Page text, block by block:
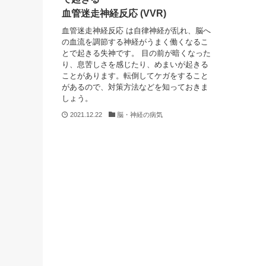
血管迷走神経反応 (VVR)
血管迷走神経反応 は自律神経が乱れ、脳へ
の血流を調節する神経がうまく働くなるこ
とで起きる失神です。 目の前が暗くなった
り、息苦しさを感じたり、めまいが起きる
ことがあります。転倒してケガをすること
があるので、対策方法などを知っておきま
しょう。
2021.12.22 脳・神経の病気